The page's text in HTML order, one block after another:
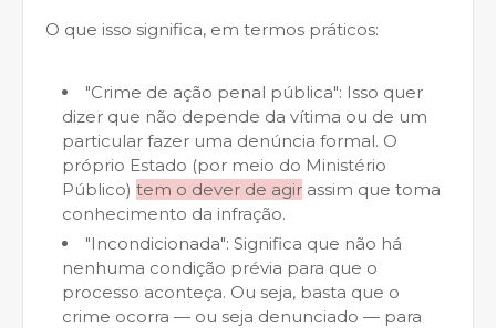
O que isso significa, em termos práticos:
"Crime de ação penal pública": Isso quer
dizer que não depende da vítima ou de um
particular fazer uma denúncia formal. O
próprio Estado (por meio do Ministério
Público) tem o dever de agir assim que toma
conhecimento da infração.
"Incondicionada": Significa que não há
nenhuma condição prévia para que o
processo aconteça. Ou seja, basta que o
crime ocorra — ou seja denunciado — para